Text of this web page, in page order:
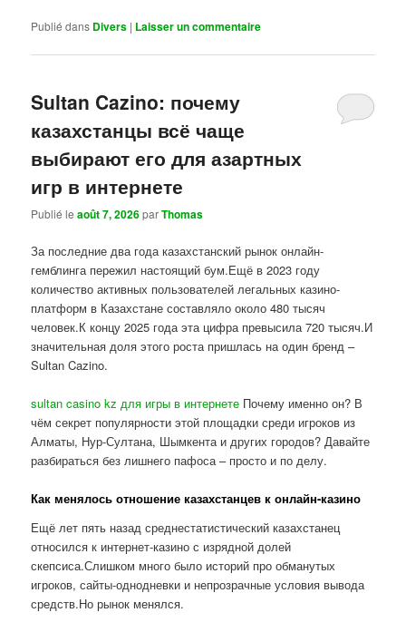
Publié dans Divers | Laisser un commentaire
Sultan Cazino: почему
казахстанцы всё чаще
выбирают его для азартных
игр в интернете
Publié leaoût 7, 2026parThomas
За последние два года казахстанский рынок онлайн-
гемблинга пережил настоящий бум.Ещё в 2023 году
количество активных пользователей легальных казино-
платформ в Казахстане составляло около 480 тысяч
человек.К концу 2025 года эта цифра превысила 720 тысяч.И
значительная доля этого роста пришлась на один бренд –
Sultan Cazino.
sultan casino kz для игры в интернете Почему именно он? В
чём секрет популярности этой площадки среди игроков из
Алматы, Нур-Султана, Шымкента и других городов? Давайте
разбираться без лишнего пафоса – просто и по делу.
Как менялось отношение казахстанцев к онлайн-казино
Ещё лет пять назад среднестатистический казахстанец
относился к интернет-казино с изрядной долей
скепсиса.Слишком много было историй про обманутых
игроков, сайты-однодневки и непрозрачные условия вывода
средств.Но рынок менялся.